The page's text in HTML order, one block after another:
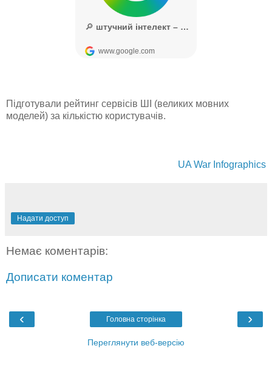
Підготували рейтинг сервісів ШІ (великих мовних
моделей) за кількістю користувачів.
UA War Infographics
Надати доступ
Немає коментарів:
Дописати коментар
‹ ›
Головна сторінка
Переглянути веб-версію